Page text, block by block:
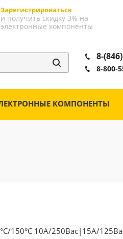
Зарегистрироваться
и получить скидку 3% на
электронные компоненты
8-
8-800-
КОМПОНЕНТЫ
150°С 10А/250Вac|15А/